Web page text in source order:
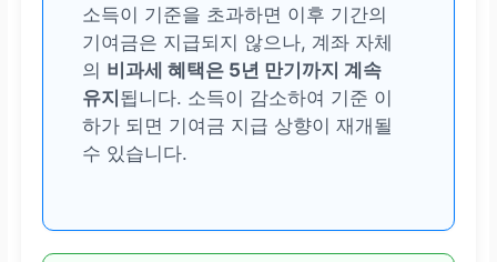
소득이 기준을 초과하면 이후 기간의
기여금은 지급되지 않으나, 계좌 자체
의 비과세 혜택은 5년 만기까지 계속
유지 됩니다. 소득이 감소하여 기준 이
하가 되면 기여금 지급 상향이 재개될
수 있습니다.